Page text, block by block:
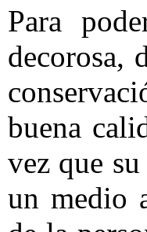
Para
decorosa,
buena
vez que
un medio